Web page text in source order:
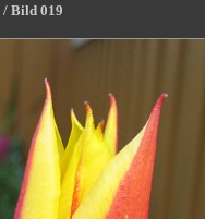
/ Bild 019